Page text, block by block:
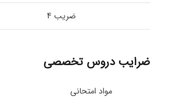
ضریب 4
ضرایب دروس تخصصی
مواد امتحانی